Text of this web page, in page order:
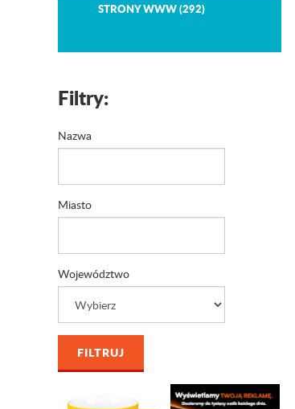
STRONY WWW (292)
Filtry:
Nazwa
Miasto
Województwo